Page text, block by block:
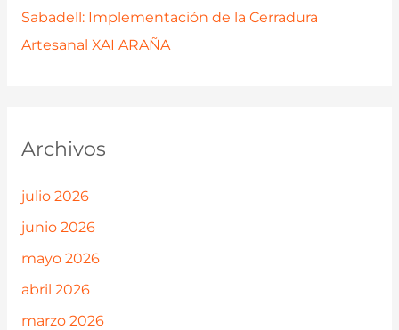
Sabadell: Implementación de la Cerradura
Artesanal XAI ARAÑA
Archivos
julio 2026
junio 2026
mayo 2026
abril 2026
marzo 2026